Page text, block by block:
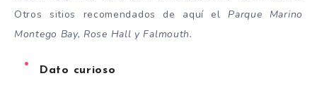
Otros sitios recomendados de aquí elParque Marino
Montego Bay, Rose Hall y Falmouth.
Dato curioso